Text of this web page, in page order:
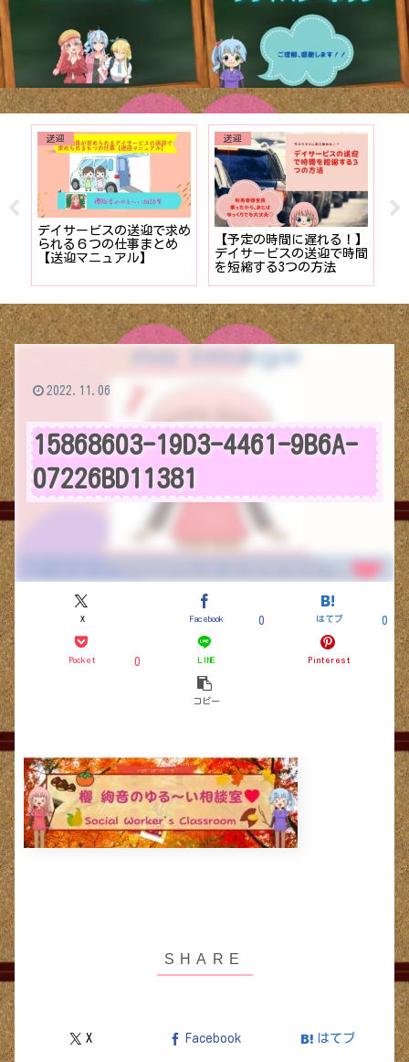
送迎
デイサービスの送迎で求め
られる６つの仕事まとめ
【送迎マニュアル】
送迎
【予定の時間に遅れる！】
デイサービスの送迎で時間
を短縮する3つの方法
15868603-19D3-4461-9B6A-
07226BD11381
X Facebook 0 はてブ 0
Pocket 0 LINE Pinterest
コピー
2022.11.06
X Facebook はてブ